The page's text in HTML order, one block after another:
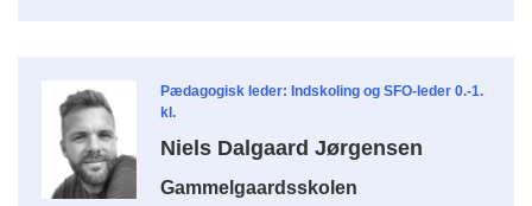
Pædagogisk leder: Indskoling og SFO-leder 0.-1.
kl.
Niels Dalgaard Jørgensen
Gammelgaardsskolen